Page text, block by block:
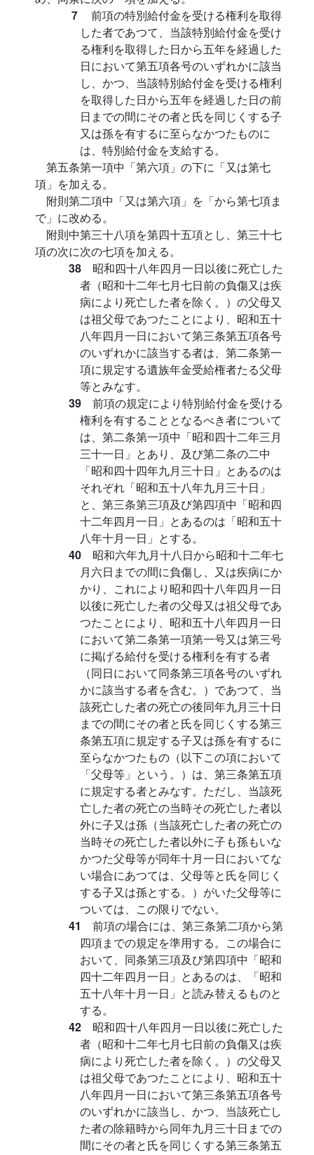
７ 前項の特別給付金を受ける権利を取得
した者であつて、当該特別給付金を受け
る権利を取得した日から五年を経過した
日において第五項各号のいずれかに該当
し、かつ、当該特別給付金を受ける権利
を取得した日から五年を経過した日の前
日までの間にその者と氏を同じくする子
又は孫を有するに至らなかつたものに
は、特別給付金を支給する。
第五条第一項中「第六項」の下に「又は第七
項」を加える。
附則第二項中「又は第六項」を「から第七項ま
で」に改める。
附則中第三十八項を第四十五項とし、第三十七
項の次に次の七項を加える。
38 昭和四十八年四月一日以後に死亡した
者（昭和十二年七月七日前の負傷又は疾
病により死亡した者を除く。）の父母又
は祖父母であつたことにより、昭和五十
八年四月一日において第三条第五項各号
のいずれかに該当する者は、第二条第一
項に規定する遺族年金受給権者たる父母
等とみなす。
39 前項の規定により特別給付金を受ける
権利を有することとなるべき者について
は、第二条第一項中「昭和四十二年三月
三十一日」とあり、及び第二条の二中
「昭和四十四年九月三十日」とあるのは
それぞれ「昭和五十八年九月三十日」
と、第三条第三項及び第四項中「昭和四
十二年四月一日」とあるのは「昭和五十
八年十月一日」とする。
40 昭和六年九月十八日から昭和十二年七
月六日までの間に負傷し、又は疾病にか
かり、これにより昭和四十八年四月一日
以後に死亡した者の父母又は祖父母であ
つたことにより、昭和五十八年四月一日
において第二条第一項第一号又は第三号
に掲げる給付を受ける権利を有する者
（同日において同条第三項各号のいずれ
かに該当する者を含む。）であつて、当
該死亡した者の死亡の後同年九月三十日
までの間にその者と氏を同じくする第三
条第五項に規定する子又は孫を有するに
至らなかつたもの（以下この項において
「父母等」という。）は、第三条第五項
に規定する者とみなす。ただし、当該死
亡した者の死亡の当時その死亡した者以
外に子又は孫（当該死亡した者の死亡の
当時その死亡した者以外に子も孫もいな
かつた父母等が同年十月一日においてな
い場合にあつては、父母等と氏を同じく
する子又は孫とする。）がいた父母等に
ついては、この限りでない。
41 前項の場合には、第三条第二項から第
四項までの規定を準用する。この場合に
おいて、同条第三項及び第四項中「昭和
四十二年四月一日」とあるのは、「昭和
五十八年十月一日」と読み替えるものと
する。
42 昭和四十八年四月一日以後に死亡した
者（昭和十二年七月七日前の負傷又は疾
病により死亡した者を除く。）の父母又
は祖父母であつたことにより、昭和五十
八年四月一日において第三条第五項各号
のいずれかに該当し、かつ、当該死亡し
た者の除籍時から同年九月三十日までの
間にその者と氏を同じくする第三条第五